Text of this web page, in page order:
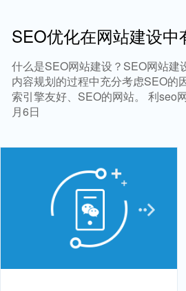
SEO优化在网站建设中
什么是SEO网站建设？SEO网站建
内容规划的过程中充分考虑SEO的
索引擎友好、SEO的网站。 利seo
月6日